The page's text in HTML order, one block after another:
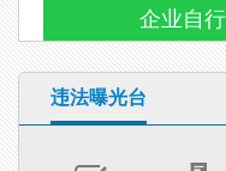
企业自
违法曝光台